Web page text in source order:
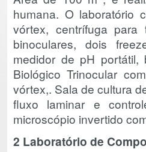
humana. O laboratório
vórtex, centrífuga
binoculares, dois
medidor de pH portátil,
Biológico Trinocular
vórtex,. Sala de cultura
fluxo laminar e
microscópio invertido
2 Laboratório de